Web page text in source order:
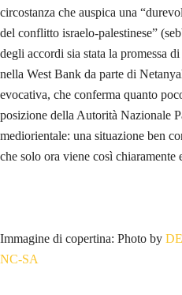
circostanza che auspica una
del conflitto israelo-palestinese”
degli accordi sia stata la promessa
nella West Bank da parte di
evocativa, che conferma quanto
posizione della Autorità Nazionale
mediorientale: una situazione ben
che solo ora viene così chiaramente
Immagine di copertina: Photo by
NC-SA